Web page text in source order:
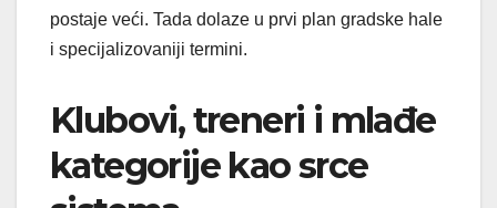
postaje veći. Tada dolaze u prvi plan gradske hale
i specijalizovaniji termini.
Klubovi, treneri i mlađe
kategorije kao srce